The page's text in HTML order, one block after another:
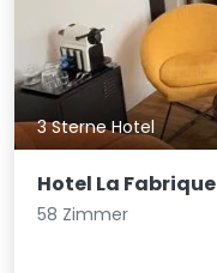
3 Sterne Hotel
Hotel La Fabrique
58 Zimmer